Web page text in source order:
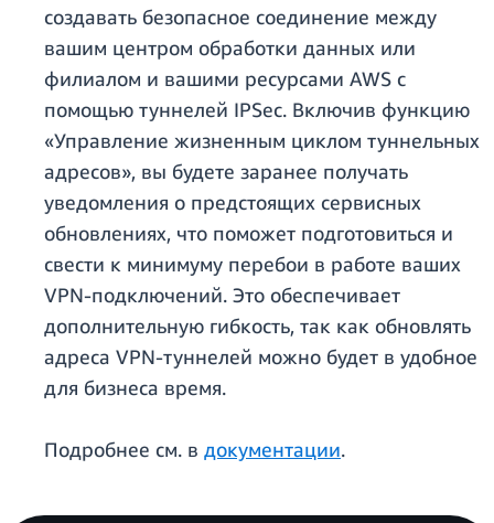
создавать безопасное соединение между
вашим центром обработки данных или
филиалом и вашими ресурсами AWS с
помощью туннелей IPSec. Включив функцию
«Управление жизненным циклом туннельных
адресов», вы будете заранее получать
уведомления о предстоящих сервисных
обновлениях, что поможет подготовиться и
свести к минимуму перебои в работе ваших
VPN-подключений. Это обеспечивает
дополнительную гибкость, так как обновлять
адреса VPN-туннелей можно будет в удобное
для бизнеса время.
Подробнее см. в документации.